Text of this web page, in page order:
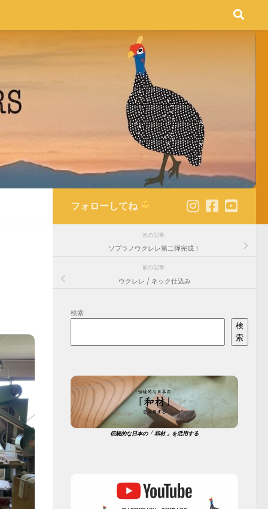
フォローしてね
次の記事
ソプラノウクレレ第二弾完成！
前の記事
ウクレレ / ネック仕込み
検索
検
索
伝統的な日本の「 和材 」を活用する